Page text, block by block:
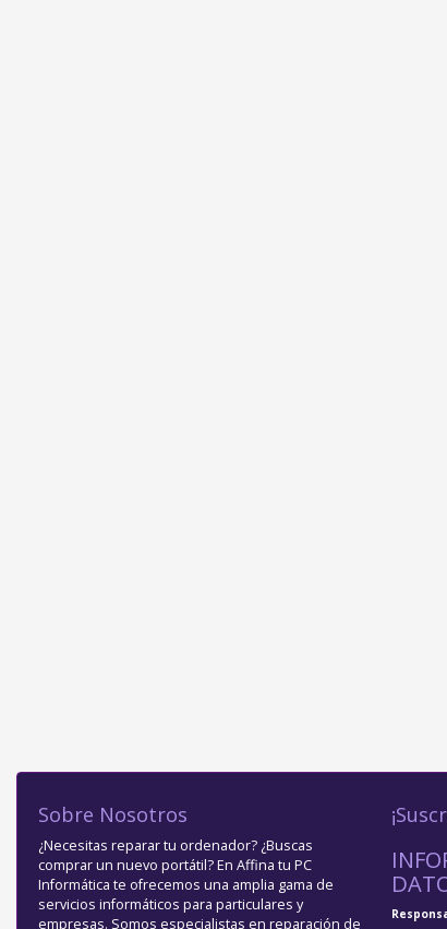
Sobre Nosotros
¿Necesitas reparar tu ordenador? ¿Buscas
comprar un nuevo portátil? En Affina tu PC
Informática te ofrecemos una amplia gama de
servicios informáticos para particulares y
empresas. Somos especialistas en reparación de